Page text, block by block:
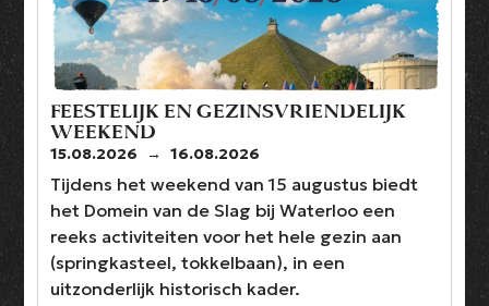
FEESTELIJK EN GEZINSVRIENDELIJK
WEEKEND
15.08.2026 → 16.08.2026
Tijdens het weekend van 15 augustus biedt
het Domein van de Slag bij Waterloo een
reeks activiteiten voor het hele gezin aan
(springkasteel, tokkelbaan), in een
uitzonderlijk historisch kader.